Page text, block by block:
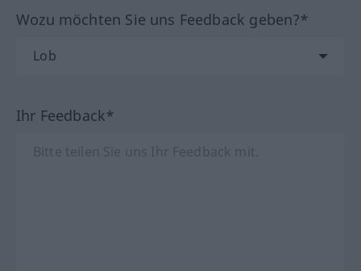
Wozu möchten Sie uns Feedback geben?*
Ihr Feedback*